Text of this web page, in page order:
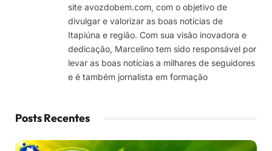
site avozdobem.com, com o objetivo de
divulgar e valorizar as boas notícias de
Itapiúna e região. Com sua visão inovadora e
dedicação, Marcelino tem sido responsável por
levar as boas notícias a milhares de seguidores
e é também jornalista em formação
Posts Recentes